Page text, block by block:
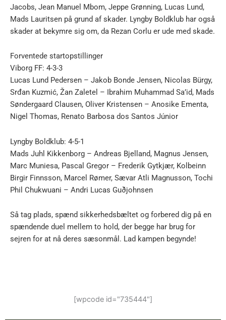
Jacobs, Jean Manuel Mbom, Jeppe Grønning, Lucas Lund,
Mads Lauritsen på grund af skader. Lyngby Boldklub har også
skader at bekymre sig om, da Rezan Corlu er ude med skade.
Forventede startopstillinger
Viborg FF: 4-3-3
Lucas Lund Pedersen – Jakob Bonde Jensen, Nicolas Bürgy,
Srđan Kuzmić, Žan Zaletel – Ibrahim Muhammad Sa’id, Mads
Søndergaard Clausen, Oliver Kristensen – Anosike Ementa,
Nigel Thomas, Renato Barbosa dos Santos Júnior
Lyngby Boldklub: 4-5-1
Mads Juhl Kikkenborg – Andreas Bjelland, Magnus Jensen,
Marc Muniesa, Pascal Gregor – Frederik Gytkjær, Kolbeinn
Birgir Finnsson, Marcel Rømer, Sævar Atli Magnusson, Tochi
Phil Chukwuani – Andri Lucas Guðjohnsen
Så tag plads, spænd sikkerhedsbæltet og forbered dig på en
spændende duel mellem to hold, der begge har brug for
sejren for at nå deres sæsonmål. Lad kampen begynde!
[wpcode id="735444"]